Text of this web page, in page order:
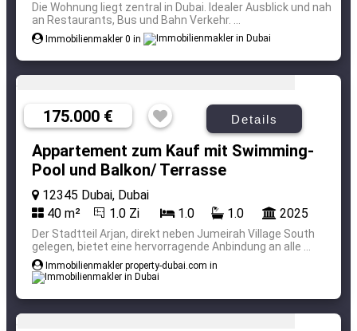
Die Wohnung liegt zentral in Dubai. Idealer Ausblick und nah
an Restaurants, Bus und Bahn Verkehr. ...
Immobilienmakler 0 in
175.000 € Details
Appartement zum Kauf mit Swimming-
Pool und Balkon/ Terrasse
12345 Dubai, Dubai
40 m²
1.0 Zi 1.0 1.0 2025
Der Stadtteil Arjan, direkt neben Jumeirah Village South
gelegen, bietet eine hervorragende Anbindung an alle ...
Immobilienmakler property-dubai.com in